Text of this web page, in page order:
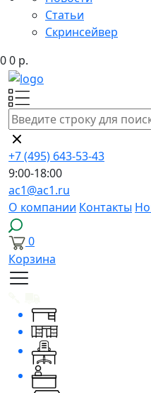
Статьи
Скринсейвер
00 р.
+7 (495) 643-53-43
9:00-18:00
ac1@ac1.ru
О компании Контакты
0
Корзина